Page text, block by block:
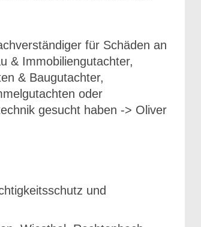
für Schäden an
& Immobiliengutachter,
& Baugutachter,
oder
gesucht haben -> Oliver
und